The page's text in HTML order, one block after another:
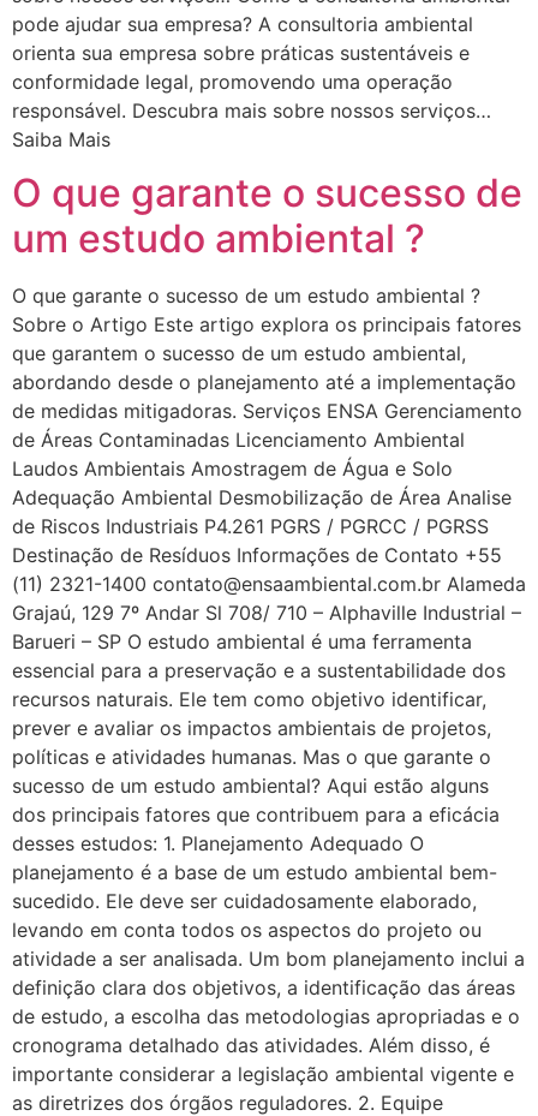
pode ajudar sua empresa? A consultoria ambiental
orienta sua empresa sobre práticas sustentáveis e
conformidade legal, promovendo uma operação
responsável. Descubra mais sobre nossos serviços…
Saiba Mais
O que garante o sucesso de
um estudo ambiental ?
O que garante o sucesso de um estudo ambiental ?
Sobre o Artigo Este artigo explora os principais fatores
que garantem o sucesso de um estudo ambiental,
abordando desde o planejamento até a implementação
de medidas mitigadoras. Serviços ENSA Gerenciamento
de Áreas Contaminadas Licenciamento Ambiental
Laudos Ambientais Amostragem de Água e Solo
Adequação Ambiental Desmobilização de Área Analise
de Riscos Industriais P4.261 PGRS / PGRCC / PGRSS
Destinação de Resíduos Informações de Contato +55
(11) 2321-1400 contato@ensaambiental.com.br Alameda
Grajaú, 129 7º Andar Sl 708/ 710 – Alphaville Industrial –
Barueri – SP O estudo ambiental é uma ferramenta
essencial para a preservação e a sustentabilidade dos
recursos naturais. Ele tem como objetivo identificar,
prever e avaliar os impactos ambientais de projetos,
políticas e atividades humanas. Mas o que garante o
sucesso de um estudo ambiental? Aqui estão alguns
dos principais fatores que contribuem para a eficácia
desses estudos: 1. Planejamento Adequado O
planejamento é a base de um estudo ambiental bem-
sucedido. Ele deve ser cuidadosamente elaborado,
levando em conta todos os aspectos do projeto ou
atividade a ser analisada. Um bom planejamento inclui a
definição clara dos objetivos, a identificação das áreas
de estudo, a escolha das metodologias apropriadas e o
cronograma detalhado das atividades. Além disso, é
importante considerar a legislação ambiental vigente e
as diretrizes dos órgãos reguladores. 2. Equipe